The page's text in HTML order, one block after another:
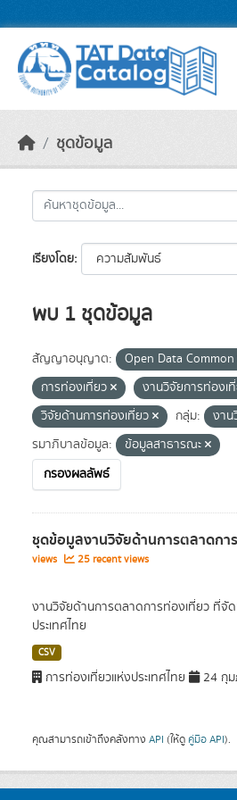
ชุดข้อมูล
เรียงโดย
พบ 1 ชุดข้อมูล
สัญญาอนุญาต: Open Data Common
การท่องเที่ยว
งานวิจัยการท่องเ
วิจัยด้านการท่องเที่ยว
กลุ่ม: งาน
รมาภิบาลข้อมูล:
ข้อมูลสาธารณะ
กรองผลลัพธ์
ชุดข้อมูลงานวิจัยด้านการตลาดกา
views
25 recent views
งานวิจัยด้านการตลาดการท่องเที่ยว ที่จั
ประเทศไทย
CSV
การท่องเที่ยวแห่งประเทศไทย 24 กุม
คุณสามารถเข้าถึงคลังทาง API (ให้ดู คู่มือ API).